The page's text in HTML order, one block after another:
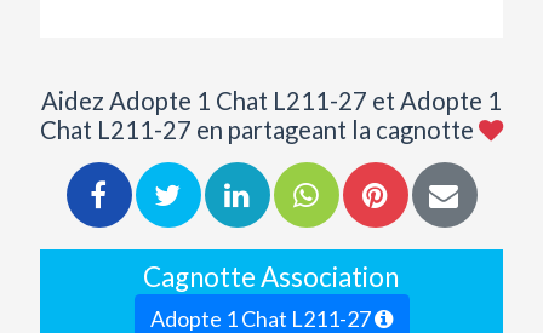
Aidez Adopte 1 Chat L211-27 et Adopte 1
Chat L211-27 en partageant la cagnotte
Cagnotte Association
Adopte 1 Chat L211-27